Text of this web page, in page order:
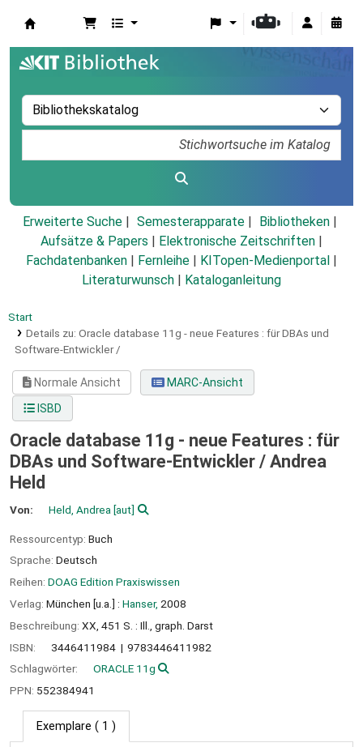
Erweiterte Suche Semesterapparate
Bibliotheken
Aufsätze & Papers
Elektronische Zeitschriften
Fachdatenbanken
Fernleihe KITopen-Medienportal
Literaturwunsch
Kataloganleitung
Start
Details zu: Oracle database 11g - neue Features : für DBAs und
Software-Entwickler /
Normale Ansicht
MARC-Ansicht
ISBD
Oracle database 11g - neue Features : für
DBAs und Software-Entwickler / Andrea
Held
Von: Held, Andrea [aut]
Ressourcentyp: Buch
Sprache: Deutsch
Reihen: DOAG Edition Praxiswissen
Verlag: München [u.a.] : Hanser, 2008
Beschreibung: XX, 451 S. : Ill., graph. Darst
ISBN:
3446411984
9783446411982
Schlagwörter:
ORACLE 11g
PPN: 552384941
Exemplare ( 1 )